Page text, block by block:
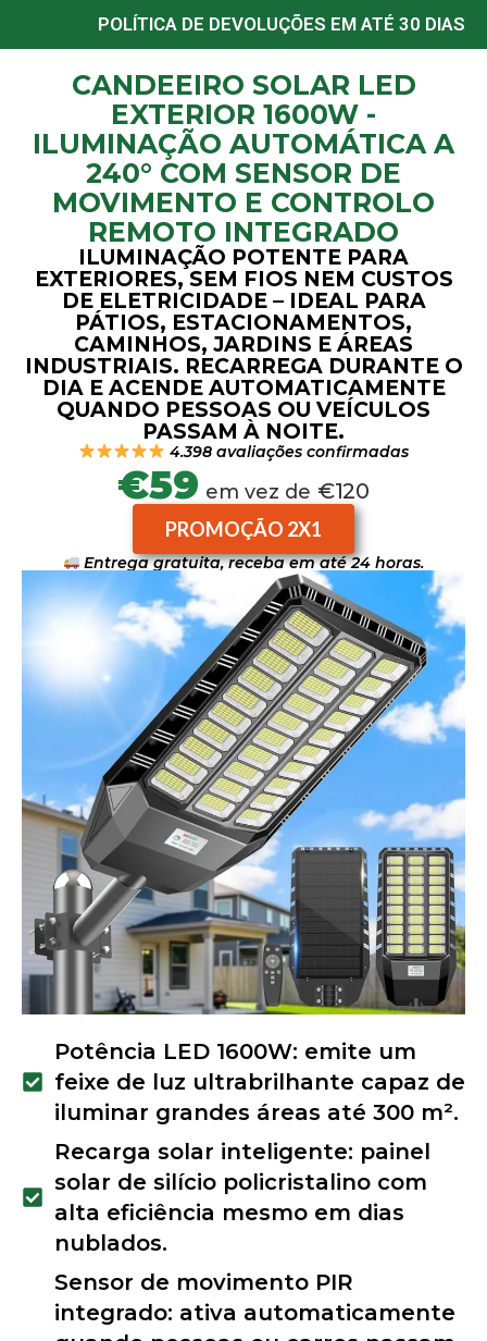
POLÍTICA DE DEVOLUÇÕES EM ATÉ 30 DIAS
CANDEEIRO SOLAR LED
EXTERIOR 1600W -
ILUMINAÇÃO AUTOMÁTICA A
240° COM SENSOR DE
MOVIMENTO E CONTROLO
REMOTO INTEGRADO
ILUMINAÇÃO POTENTE PARA
EXTERIORES, SEM FIOS NEM CUSTOS
DE ELETRICIDADE – IDEAL PARA
PÁTIOS, ESTACIONAMENTOS,
CAMINHOS, JARDINS E ÁREAS
INDUSTRIAIS. RECARREGA DURANTE O
DIA E ACENDE AUTOMATICAMENTE
QUANDO PESSOAS OU VEÍCULOS
PASSAM À NOITE.
4.398 avaliações confirmadas
€59 em vez de €120
PROMOÇÃO 2X1
Entrega gratuita, receba em até 24 horas.
Potência LED 1600W: emite um
feixe de luz ultrabrilhante capaz de
iluminar grandes áreas até 300 m².
Recarga solar inteligente: painel
solar de silício policristalino com
alta eficiência mesmo em dias
nublados.
Sensor de movimento PIR
integrado: ativa automaticamente